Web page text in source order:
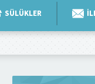
SÜLÜKLER